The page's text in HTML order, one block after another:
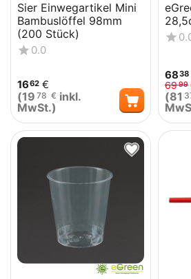
Sier Einwegartikel Mini
Bambuslöffel 98mm
(200 Stück)
0.0
1662 €
(19 78 € inkl.
MwSt.)
6838
6999
(81